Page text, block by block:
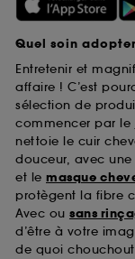
Quel soin
Entretenir et
affaire ! C’est
sélection de
commencer par le
nettoie le cuir
douceur, avec une
et le masque
protègent la fibre
Avec ou sans
d’être à votre
de quoi